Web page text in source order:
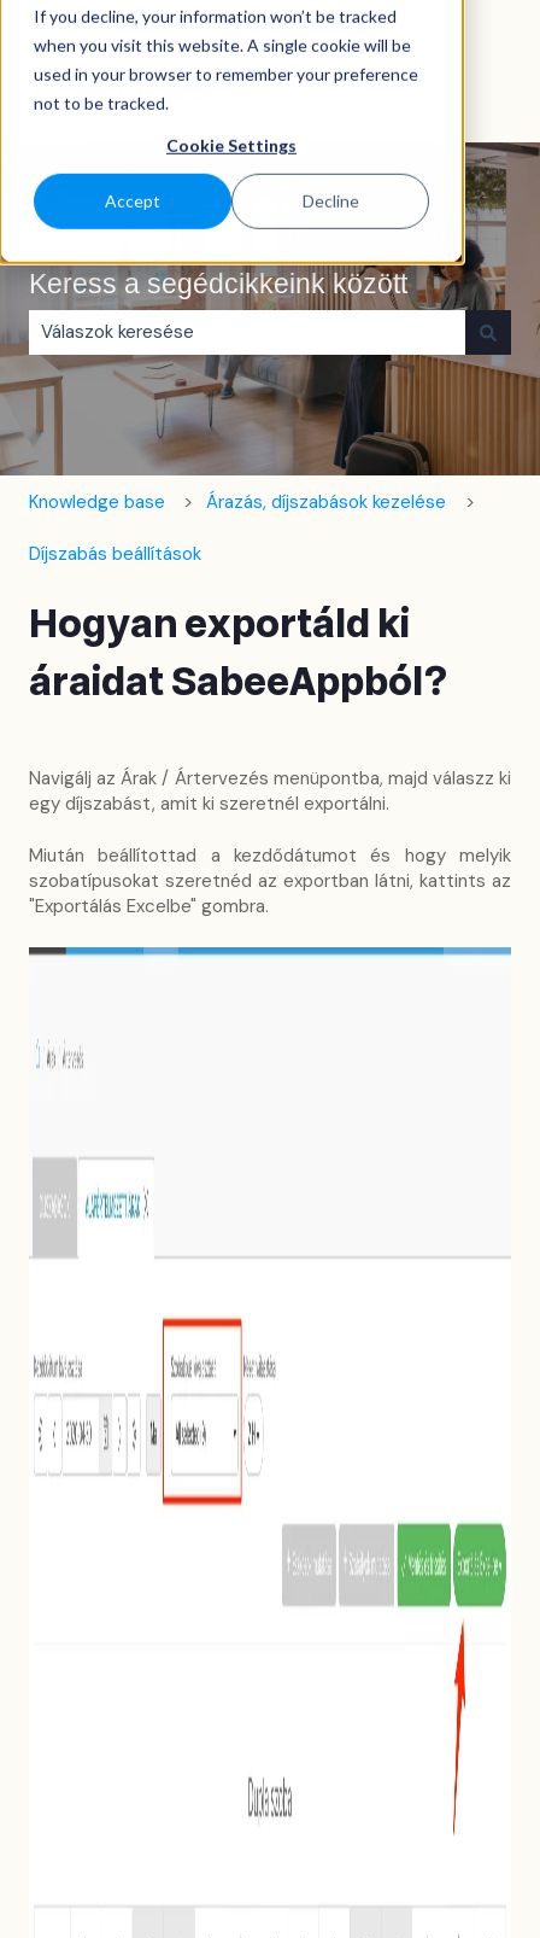
If you decline, your information won’t be tracked
when you visit this website. A single cookie will be
used in your browser to remember your preference
not to be tracked.
Cookie Settings
Accept Decline
MagyarAlmenü megjelenítése fordításokhoz
Keress a segédcikkeink között
Nincs javaslat, mert üres a keresőmező.
Knowledge base Árazás, díjszabások kezelése
Díjszabás beállítások
Hogyan exportáld ki
áraidat SabeeAppból?
Navigálj az Árak / Ártervezés menüpontba, majd válaszz ki
egy díjszabást, amit ki szeretnél exportálni.
Miután beállítottad a kezdődátumot és hogy melyik
szobatípusokat szeretnéd az exportban látni, kattints az
"Exportálás Excelbe" gombra.